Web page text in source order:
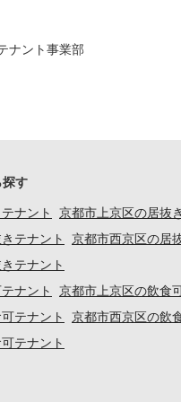
探す
ナント 京都市上京区の居抜
テナント
京都市西京区の居
テナント
ナント
京都市上京区の飲食
テナント
京都市西京区の飲
テナント